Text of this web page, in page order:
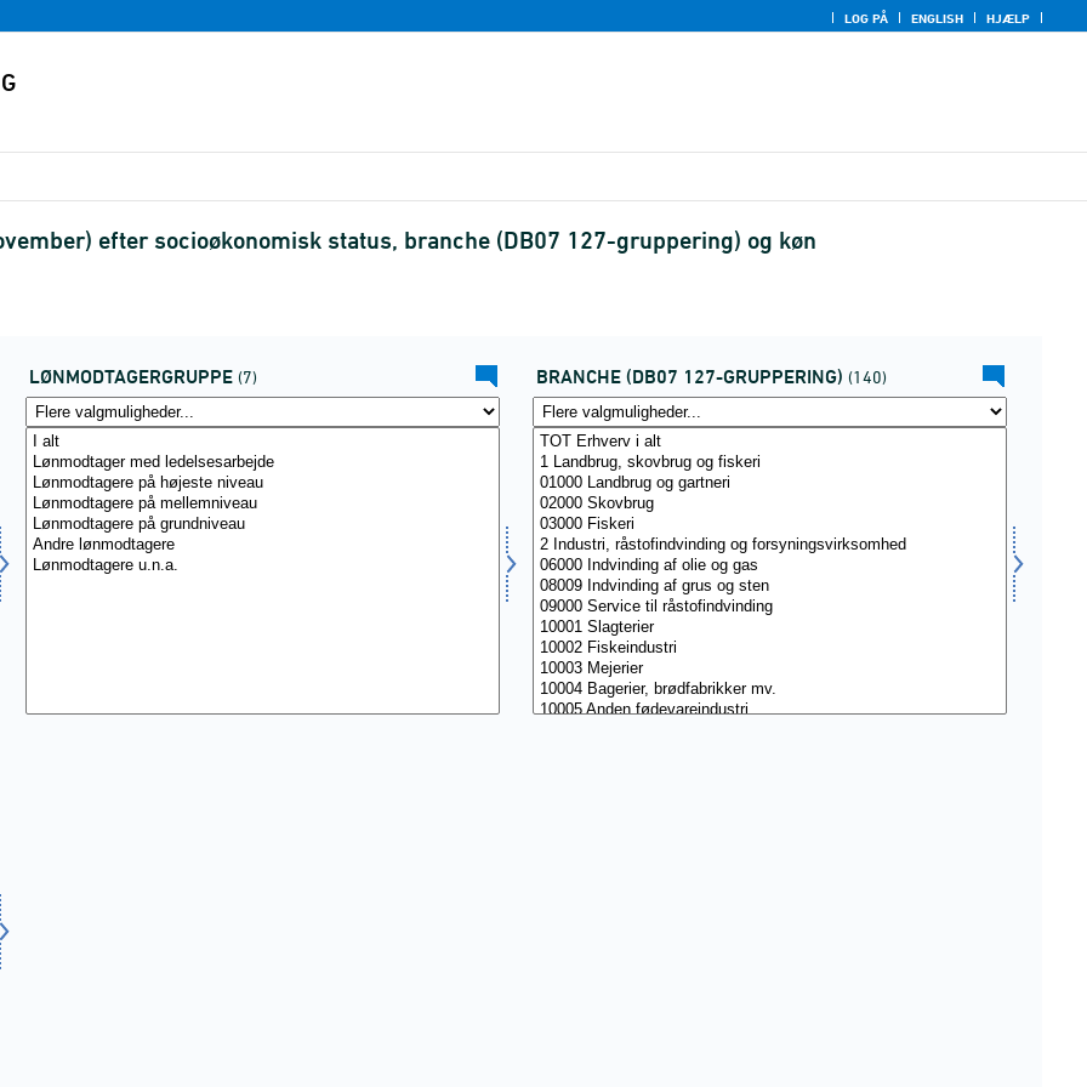
LOG PÅ ENGLISH HJÆLP
efter socioøkonomisk status, branche (DB07 127-gruppering) og køn
LØNMODTAGERGRUPPE (7) BRANCHE (DB07 127-GRUPPERING) (140)